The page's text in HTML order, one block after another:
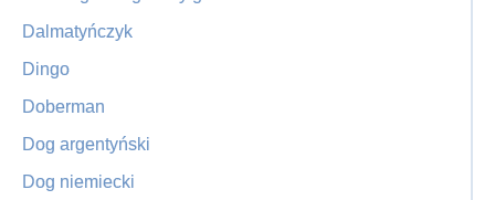
Dalmatyńczyk
Dingo
Doberman
Dog argentyński
Dog niemiecki